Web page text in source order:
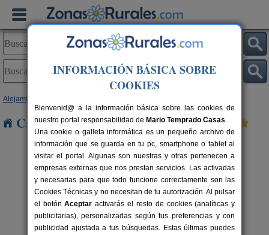
Alojamientos
Casas Rurales cerca de Wamba
2-15 pers.
desde25 €
Pequeño Huésped
Villasexmir (Valladolid)
INFORMACIÓN BÁSICA SOBRE
COOKIES
Bienvenid@ a la información básica sobre las cookies de
nuestro portal responsabilidad de Mario Temprado Casas.
Una cookie o galleta informática es un pequeño archivo de
información que se guarda en tu pc, smartphone o tablet al
visitar el portal. Algunas son nuestras y otras pertenecen a
empresas externas que nos prestan servicios. Las activadas
y necesarias para que todo funcione correctamente son las
Cookies Técnicas y no necesitan de tu autorización. Al pulsar
el botónAceptar activarás el resto de cookies (analíticas y
publicitarias), personalizadas según tus preferencias y con
publicidad ajustada a tus búsquedas. Estas últimas puedes